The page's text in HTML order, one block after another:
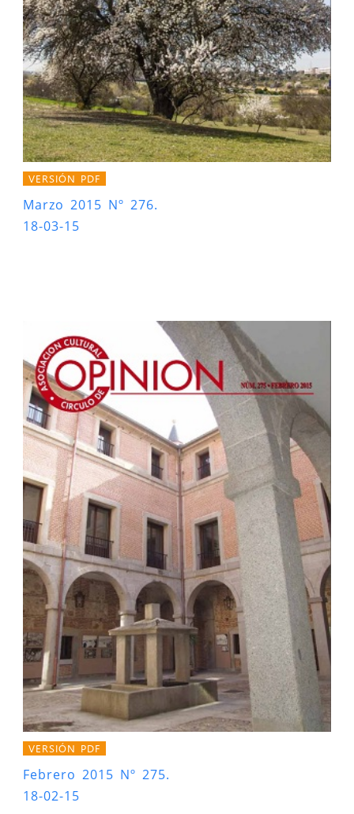
VERSIÓN PDF
Marzo 2015 Nº 276.
18-03-15
VERSIÓN PDF
Febrero 2015 Nº 275.
18-02-15